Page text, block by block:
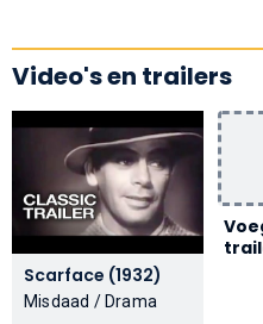
Video's en trailers
Scarface (1932)
Misdaad / Drama